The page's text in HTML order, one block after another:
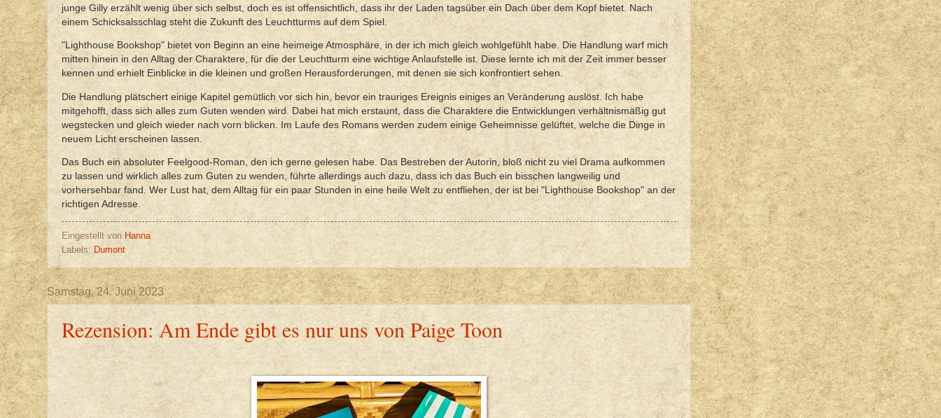
junge Gilly erzählt wenig über sich selbst, doch es ist offensichtlich, dass ihr der Laden tagsüber ein Dach über dem Kopf bietet. Nach
einem Schicksalsschlag steht die Zukunft des Leuchtturms auf dem Spiel.
"Lighthouse Bookshop" bietet von Beginn an eine heimeige Atmosphäre, in der ich mich gleich wohlgefühlt habe. Die Handlung warf mich
mitten hinein in den Alltag der Charaktere, für die der Leuchtturm eine wichtige Anlaufstelle ist. Diese lernte ich mit der Zeit immer besser
kennen und erhielt Einblicke in die kleinen und großen Herausforderungen, mit denen sie sich konfrontiert sehen.
Die Handlung plätschert einige Kapitel gemütlich vor sich hin, bevor ein trauriges Ereignis einiges an Veränderung auslöst. Ich habe
mitgehofft, dass sich alles zum Guten wenden wird. Dabei hat mich erstaunt, dass die Charaktere die Entwicklungen verhältnismäßig gut
wegstecken und gleich wieder nach vorn blicken. Im Laufe des Romans werden zudem einige Geheimnisse gelüftet, welche die Dinge in
neuem Licht erscheinen lassen.
Das Buch ein absoluter Feelgood-Roman, den ich gerne gelesen habe. Das Bestreben der Autorin, bloß nicht zu viel Drama aufkommen
zu lassen und wirklich alles zum Guten zu wenden, führte allerdings auch dazu, dass ich das Buch ein bisschen langweilig und
vorhersehbar fand. Wer Lust hat, dem Alltag für ein paar Stunden in eine heile Welt zu entfliehen, der ist bei "Lighthouse Bookshop" an der
richtigen Adresse.
Eingestellt von Hanna
Labels: Dumont
Samstag, 24. Juni 2023
Rezension: Am Ende gibt es nur uns von Paige Toon